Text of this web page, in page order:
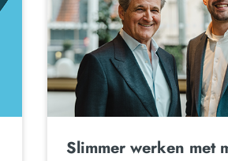
Slimmer werken met